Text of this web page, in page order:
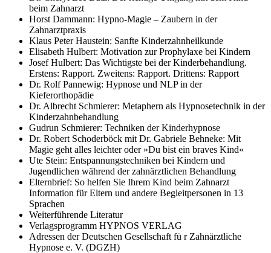
beim Zahnarzt
Horst Dammann: Hypno-Magie – Zaubern in der
Zahnarztpraxis
Klaus Peter Haustein: Sanfte Kinderzahnheilkunde
Elisabeth Hulbert: Motivation zur Prophylaxe bei Kindern
Josef Hulbert: Das Wichtigste bei der Kinderbehandlung.
Erstens: Rapport. Zweitens: Rapport. Drittens: Rapport
Dr. Rolf Pannewig: Hypnose und NLP in der
Kieferorthopädie
Dr. Albrecht Schmierer: Metaphern als Hypnosetechnik in der
Kinderzahnbehandlung
Gudrun Schmierer: Techniken der Kinderhypnose
Dr. Robert Schoderböck mit Dr. Gabriele Behneke: Mit
Magie geht alles leichter oder »Du bist ein braves Kind«
Ute Stein: Entspannungstechniken bei Kindern und
Jugendlichen während der zahnärztlichen Behandlung
Elternbrief: So helfen Sie Ihrem Kind beim Zahnarzt
Information für Eltern und andere Begleitpersonen in 13
Sprachen
Weiterführende Literatur
Verlagsprogramm HYPNOS VERLAG
Adressen der Deutschen Gesellschaft fü r Zahnärztliche
Hypnose e. V. (DGZH)